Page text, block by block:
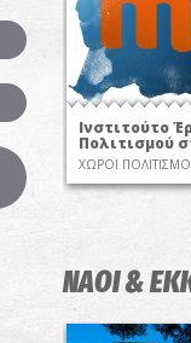
Ινστιτούτο
Πολιτισμού
ΧΩΡΟΙ
ΝΑΟΙ &